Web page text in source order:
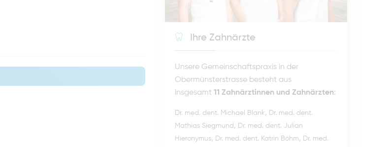
Ihre Zahnärzte
Unsere Gemeinschaftspraxis in der
Obermünsterstrasse besteht aus
insgesamt 11 Zahnärztinnen und Zahnärzten:
Dr. med. dent. Michael Blank, Dr. med. dent.
Mathias Siegmund , Dr. med. dent. Julian
Hieronymus, Dr. med. dent. Katrin Böhm, Dr. med.